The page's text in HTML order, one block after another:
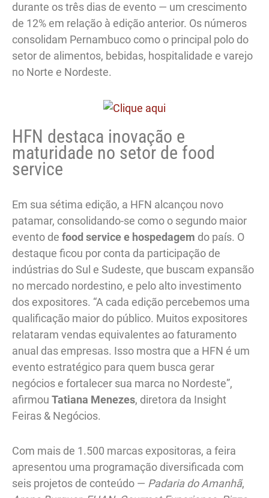
durante os três dias de evento — um crescimento
de 12% em relação à edição anterior. Os números
consolidam Pernambuco como o principal polo do
setor de alimentos, bebidas, hospitalidade e varejo
no Norte e Nordeste.
HFN destaca inovação e
maturidade no setor de food
service
Em sua sétima edição, a HFN alcançou novo
patamar, consolidando-se como o segundo maior
evento de food service e hospedagem do país. O
destaque ficou por conta da participação de
indústrias do Sul e Sudeste, que buscam expansão
no mercado nordestino, e pelo alto investimento
dos expositores. “A cada edição percebemos uma
qualificação maior do público. Muitos expositores
relataram vendas equivalentes ao faturamento
anual das empresas. Isso mostra que a HFN é um
evento estratégico para quem busca gerar
negócios e fortalecer sua marca no Nordeste”,
afirmou Tatiana Menezes, diretora da Insight
Feiras & Negócios.
Com mais de 1.500 marcas expositoras, a feira
apresentou uma programação diversificada com
seis projetos de conteúdo — Padaria do Amanhã,